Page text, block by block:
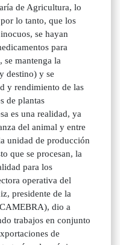
de Agricultura, lo
lo tanto, que los
se hayan
para
se mantenga la
destino) y se
y rendimiento de las
de plantas
es una realidad, ya
del animal y entre
unidad de producción
que se procesan, la
para los
operativa del
presidente de la
dio a
trabajos en conjunto
de